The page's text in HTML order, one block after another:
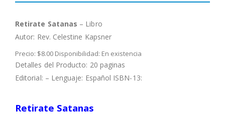
Retirate Satanas – Libro
Autor: Rev. Celestine Kapsner
Precio: $8.00 Disponibilidad: En existencia
Detalles del Producto: 20 paginas
Editorial: – Lenguaje: Español ISBN-13:
Retirate Satanas